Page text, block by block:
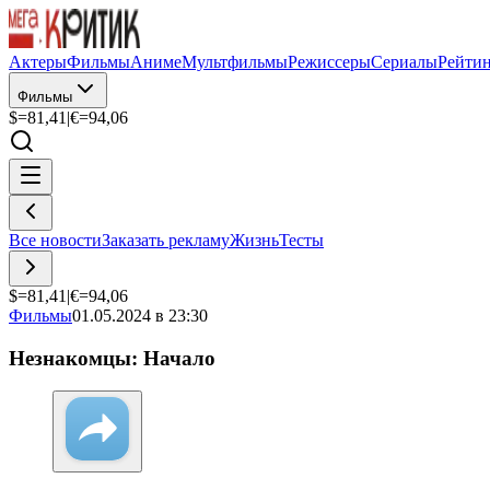
АктерыФильмыАнимеМультфильмыРежиссерыСериалы
Фильмы
$=81,41 |€=94,06
Все новостиЗаказать рекламуЖизньТесты
$=81,41 |€=94,06
Фильмы01.05.2024 в 23:30
Незнакомцы: Начало